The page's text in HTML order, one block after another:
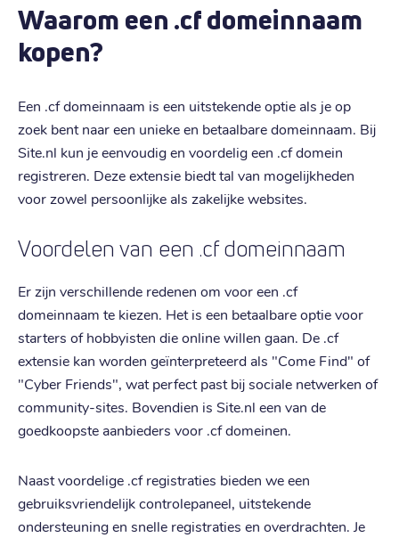
Waarom een .cf domeinnaam
kopen?
Een .cf domeinnaam is een uitstekende optie als je op
zoek bent naar een unieke en betaalbare domeinnaam. Bij
Site.nl kun je eenvoudig en voordelig een .cf domein
registreren. Deze extensie biedt tal van mogelijkheden
voor zowel persoonlijke als zakelijke websites.
Voordelen van een .cf domeinnaam
Er zijn verschillende redenen om voor een .cf
domeinnaam te kiezen. Het is een betaalbare optie voor
starters of hobbyisten die online willen gaan. De .cf
extensie kan worden geïnterpreteerd als "Come Find" of
"Cyber Friends", wat perfect past bij sociale netwerken of
community-sites. Bovendien is Site.nl een van de
goedkoopste aanbieders voor .cf domeinen.
Naast voordelige .cf registraties bieden we een
gebruiksvriendelijk controlepaneel, uitstekende
ondersteuning en snelle registraties en overdrachten. Je